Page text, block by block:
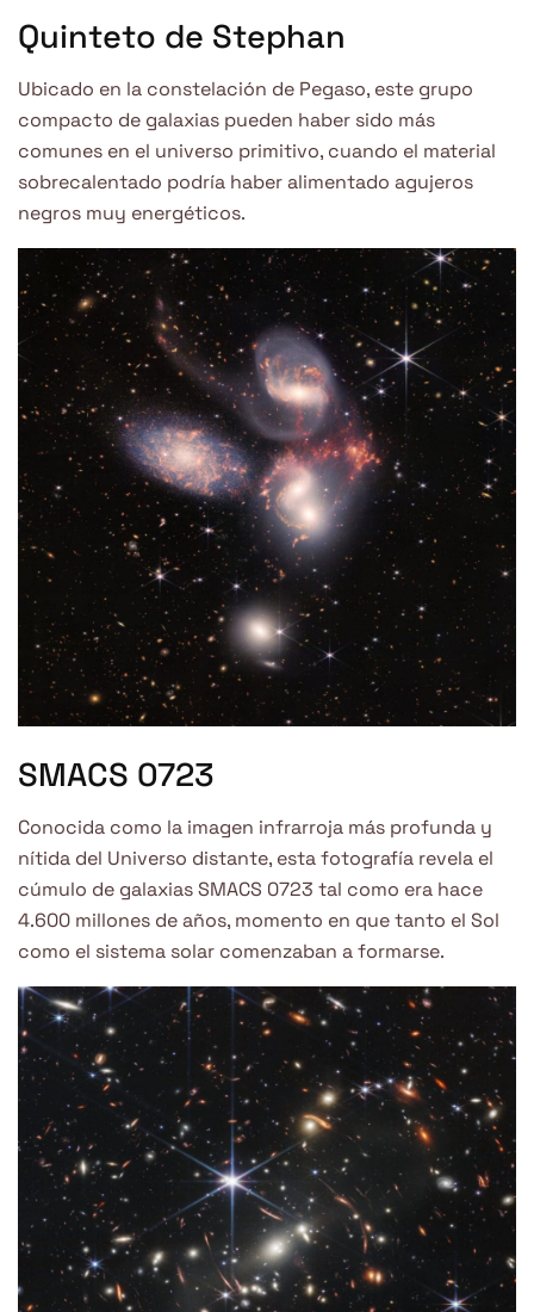
Quinteto de Stephan
Ubicado en la constelación de Pegaso, este grupo
compacto de galaxias pueden haber sido más
comunes en el universo primitivo, cuando el material
sobrecalentado podría haber alimentado agujeros
negros muy energéticos.
SMACS 0723
Conocida como la imagen infrarroja más profunda y
nítida del Universo distante, esta fotografía revela el
cúmulo de galaxias SMACS 0723 tal como era hace
4.600 millones de años, momento en que tanto el Sol
como el sistema solar comenzaban a formarse.